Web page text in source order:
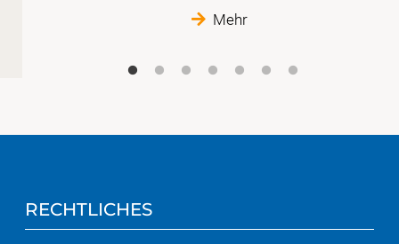
Mehr
RECHTLICHES